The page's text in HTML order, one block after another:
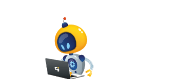
ça Modus Gamesa ajouté une nouvelle
disponibles !
accès à des récompenses supplémentaires, des
aux animaux